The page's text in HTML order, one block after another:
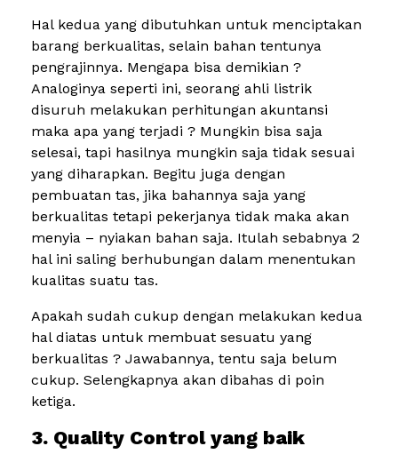
Hal kedua yang dibutuhkan untuk menciptakan
barang berkualitas, selain bahan tentunya
pengrajinnya. Mengapa bisa demikian ?
Analoginya seperti ini, seorang ahli listrik
disuruh melakukan perhitungan akuntansi
maka apa yang terjadi ? Mungkin bisa saja
selesai, tapi hasilnya mungkin saja tidak sesuai
yang diharapkan. Begitu juga dengan
pembuatan tas, jika bahannya saja yang
berkualitas tetapi pekerjanya tidak maka akan
menyia – nyiakan bahan saja. Itulah sebabnya 2
hal ini saling berhubungan dalam menentukan
kualitas suatu tas.
Apakah sudah cukup dengan melakukan kedua
hal diatas untuk membuat sesuatu yang
berkualitas ? Jawabannya, tentu saja belum
cukup. Selengkapnya akan dibahas di poin
ketiga.
3. Quality Control yang baik